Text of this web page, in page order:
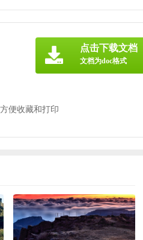
便收藏和打印
点击下载文档
文档为doc格式